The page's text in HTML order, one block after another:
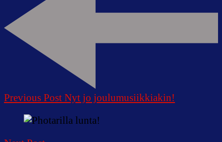
Previous Post Nyt jo joulumusiikkiakin!